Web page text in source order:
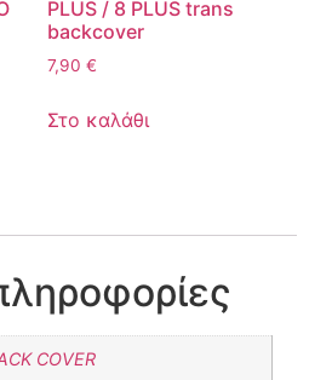
PLUS / 8 PLUS trans
backcover
7,90 €
Στο καλάθι
COVER